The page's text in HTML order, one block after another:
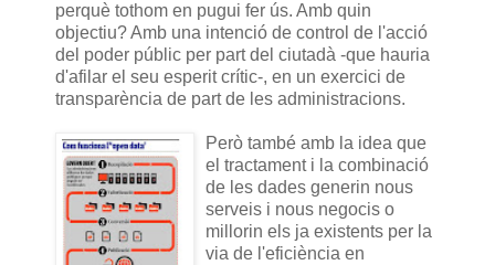
perquè tothom en pugui fer ús. Amb quin
objectiu? Amb una intenció de control de l'acció
del poder públic per part del ciutadà -que hauria
d'afilar el seu esperit crític-, en un exercici de
transparència de part de les administracions.
Però també amb la idea que
el tractament i la combinació
de les dades generin nous
serveis i nous negocis o
millorin els ja existents per la
via de l'eficiència en